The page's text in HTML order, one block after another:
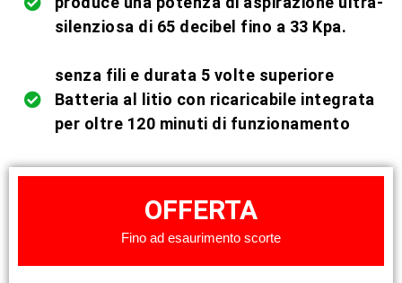
silenziosa di 65 decibel fino a 33 Kpa.
senza fili e durata 5 volte superiore
Batteria al litio con ricaricabile integrata
per oltre 120 minuti di funzionamento
OFFERTA
Fino ad esaurimento scorte